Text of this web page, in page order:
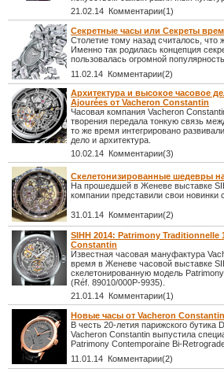
21.02.14 Комментарии(1)
Секретные часы или Секреты
Столетие тому назад считалось,
Именно так родилась концепция
пользовалась огромной
11.02.14 Комментарии(2)
Архитектура и высокое часовое
Ajourées от Vacheron Constantin
Часовая компания Vacheron
творения передала тонкую связь
то же время интегрировано
дело и архитектура.
10.02.14 Комментарии(3)
Скелетонизированные шедевры на
На прошедшей в Женеве выставке
компании представили свои
31.01.14 Комментарии(2)
SIHH 2014: Patrimony
Constantin
Известная часовая мануфактура
время в Женеве часовой выставке
скелетонированную модель
(Réf. 89010/000P-9935).
21.01.14 Комментарии(1)
Новые часы от Vacheron
В честь 20-летия парижского
Vacheron Constantin выпустила
Patrimony Contemporaine Bi-
11.01.14 Комментарии(2)